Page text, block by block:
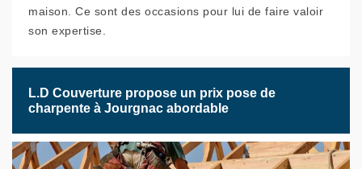
maison. Ce sont des occasions pour lui de faire valoir
son expertise.
L.D Couverture propose un prix pose de
charpente à Jourgnac abordable